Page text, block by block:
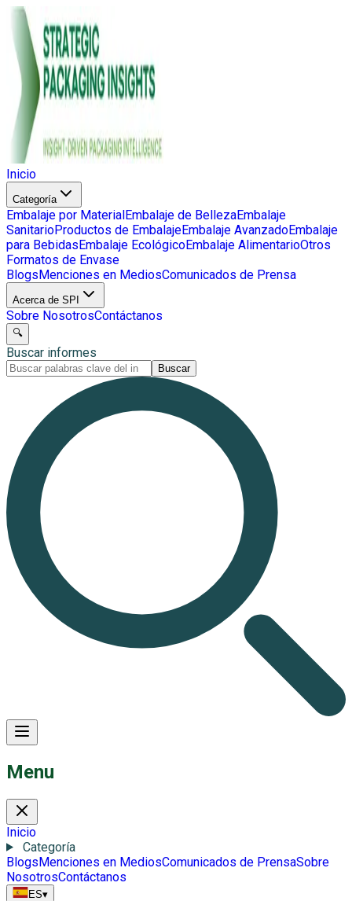
Inicio
Categoría
Embalaje por MaterialEmbalaje de BellezaEmbalaje
SanitarioProductos de EmbalajeEmbalaje AvanzadoEmbalaje
para BebidasEmbalaje EcológicoEmbalaje AlimentarioOtros
Formatos de Envase
BlogsMenciones en MediosComunicados de Prensa
Acerca de SPI
Sobre NosotrosContáctanos
🔍
Buscar informes
Buscar
Menu
Inicio
Categoría
BlogsMenciones en MediosComunicados de PrensaSobre
NosotrosContáctanos
ES▾